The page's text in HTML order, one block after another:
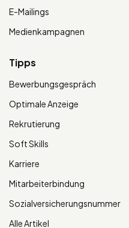
E-Mailings
Medienkampagnen
Tipps
Bewerbungsgespräch
Optimale Anzeige
Rekrutierung
Soft Skills
Karriere
Mitarbeiterbindung
Sozialversicherungsnummer
Alle Artikel